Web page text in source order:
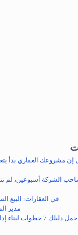
إن مشروعك العقاري بدأ
الشركة أسبوعين، لم
في العقارات: البيع
مدير
حمل دليلك 7 خطوات لبناء إدارة موارد بشرية فعالة